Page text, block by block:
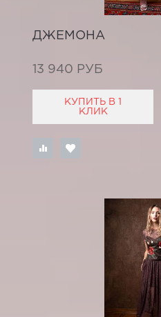
ДЖЕМОНА
13 940 РУБ
КУПИТЬ В 1
КЛИК